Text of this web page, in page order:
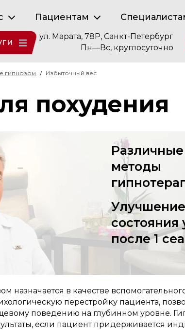
Пациентам
ул. Марата, 78Р, Санкт-Петербург
Пн—Вс, круглосуточно
гипнозом Избыточный вес
похудения
Различные
методы
Улучшение
состояния
после 1
назначается в качестве
перестройку пациента,
поведению на глубинном уровне.
если пациент придерживается